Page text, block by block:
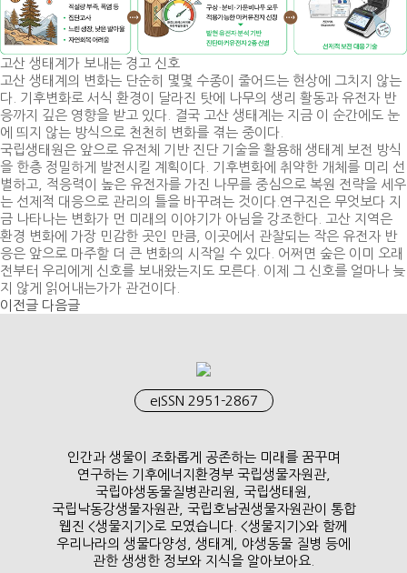
고산 생태계가 보내는 경고 신호
고산 생태계의 변화는 단순히 몇몇 수종이 줄어드는 현상에 그치지 않는
다. 기후변화로 서식 환경이 달라진 탓에 나무의 생리 활동과 유전자 반
응까지 깊은 영향을 받고 있다. 결국 고산 생태계는 지금 이 순간에도 눈
에 띄지 않는 방식으로 천천히 변화를 겪는 중이다.
국립생태원은 앞으로 유전체 기반 진단 기술을 활용해 생태계 보전 방식
을 한층 정밀하게 발전시킬 계획이다. 기후변화에 취약한 개체를 미리 선
별하고, 적응력이 높은 유전자를 가진 나무를 중심으로 복원 전략을 세우
는 선제적 대응으로 관리의 틀을 바꾸려는 것이다.연구진은 무엇보다 지
금 나타나는 변화가 먼 미래의 이야기가 아님을 강조한다. 고산 지역은
환경 변화에 가장 민감한 곳인 만큼, 이곳에서 관찰되는 작은 유전자 반
응은 앞으로 마주할 더 큰 변화의 시작일 수 있다. 어쩌면 숲은 이미 오래
전부터 우리에게 신호를 보내왔는지도 모른다. 이제 그 신호를 얼마나 늦
지 않게 읽어내는가가 관건이다.
이전글 다음글
eISSN 2951-2867
인간과 생물이 조화롭게 공존하는 미래를 꿈꾸며
연구하는 기후에너지환경부 국립생물자원관,
국립야생동물질병관리원, 국립생태원,
국립낙동강생물자원관, 국립호남권생물자원관이 통합
웹진 <생물지기>로 모였습니다. <생물지기>와 함께
우리나라의 생물다양성, 생태계, 야생동물 질병 등에
관한 생생한 정보와 지식을 알아보아요.